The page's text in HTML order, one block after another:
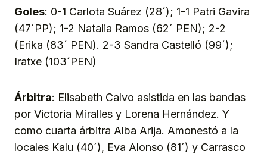
Goles: 0-1 Carlota Suárez (28´); 1-1 Patri Gavira
(47´PP); 1-2 Natalia Ramos (62´ PEN); 2-2
(Erika (83´ PEN). 2-3 Sandra Castelló (99´);
Iratxe (103´PEN)
Árbitra: Elisabeth Calvo asistida en las bandas
por Victoria Miralles y Lorena Hernández. Y
como cuarta árbitra Alba Arija. Amonestó a la
locales Kalu (40´), Eva Alonso (81´) y Carrasco